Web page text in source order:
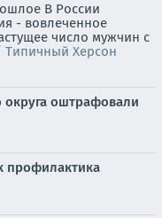
В России
- вовлеченное
число мужчин с
Типичный Херсон
округа оштрафовали
профилактика